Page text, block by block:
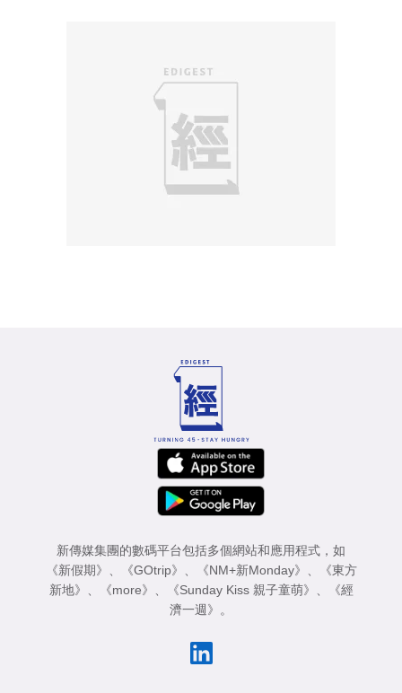
新傳媒集團的數碼平台包括多個網站和應用程式，如
《新假期》
《GOtrip》 《NM+新Monday》
《東方
新地》
《more》 《Sunday Kiss 親子童萌》
《經
濟一週》
。